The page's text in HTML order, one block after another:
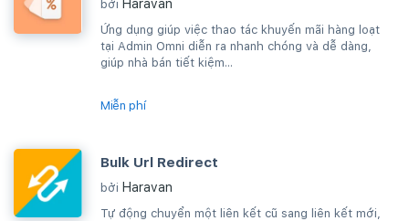
bởi Haravan
Ứng dụng giúp việc thao tác khuyến mãi hàng loạt
tại Admin Omni diễn ra nhanh chóng và dễ dàng,
giúp nhà bán tiết kiệm...
Miễn phí
Bulk Url Redirect
bởi Haravan
Tự động chuyển một liên kết cũ sang liên kết mới,